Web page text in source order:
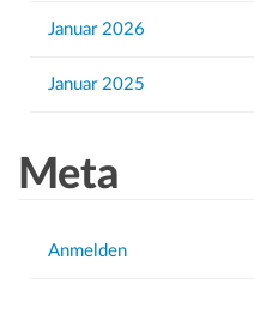
Januar 2026
Januar 2025
Meta
Anmelden